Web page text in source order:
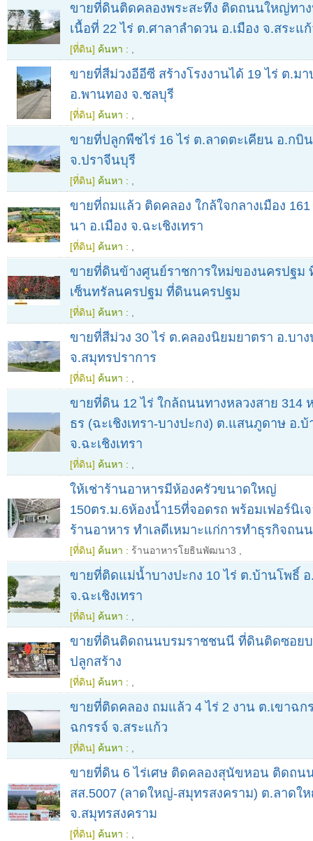
ขายที่ดินติดคลองพระสะทึง ติดถนนใหญ่ทาง
เนื้อที่ 22 ไร่ ต.ศาลาลำดวน อ.เมือง จ.สระแ
[ที่ดิน] ค้นหา :
ขายที่สีม่วงอีอีซี สร้างโรงงานได้ 19 ไร่ ต.มา
อ.พานทอง จ.ชลบุรี
[ที่ดิน] ค้นหา :
ขายที่ปลูกพืชไร่ 16 ไร่ ต.ลาดตะเคียน อ.กบิ
จ.ปราจีนบุรี
[ที่ดิน] ค้นหา :
ขายที่ถมแล้ว ติดคลอง ใกล้ใจกลางเมือง
นา อ.เมือง จ.ฉะเชิงเทรา
[ที่ดิน] ค้นหา :
ขายที่ดินข้างศูนย์ราชการใหม่ของนครปฐม
เซ็นทรัลนครปฐม ที่ดินนครปฐม
[ที่ดิน] ค้นหา :
ขายที่สีม่วง 30 ไร่ ต.คลองนิยมยาตรา อ.บา
จ.สมุทรปราการ
[ที่ดิน] ค้นหา :
ขายที่ดิน 12 ไร่ ใกล้ถนนทางหลวงสาย 314
ธร (ฉะเชิงเทรา-บางปะกง) ต.แสนภูดาษ อ.
จ.ฉะเชิงเทรา
[ที่ดิน] ค้นหา :
ให้เช่าร้านอาหารมีห้องครัวขนาดใหญ่
150ตร.ม.6ห้องน้ำ15ที่จอดรถ พร้อมเฟอร์นิเ
ร้านอาหาร ทำเลดีเหมาะแก่การทำธุรกิจถ
[ที่ดิน] ค้นหา : ร้านอาหารโยธินพัฒนา3
ขายที่ติดแม่น้ำบางปะกง 10 ไร่ ต.บ้านโพธิ์
จ.ฉะเชิงเทรา
[ที่ดิน] ค้นหา :
ขายที่ดินติดถนนบรมราชชนนี ที่ดินติดซอยบ
ปลูกสร้าง
[ที่ดิน] ค้นหา :
ขายที่ติดคลอง ถมแล้ว 4 ไร่ 2 งาน ต.เขาฉก
ฉกรรจ์ จ.สระแก้ว
[ที่ดิน] ค้นหา :
ขายที่ดิน 6 ไร่เศษ ติดคลองสุนัขหอน ติดถน
สส.5007 (ลาดใหญ่-สมุทรสงคราม) ต.ลาดใ
จ.สมุทรสงคราม
[ที่ดิน] ค้นหา :